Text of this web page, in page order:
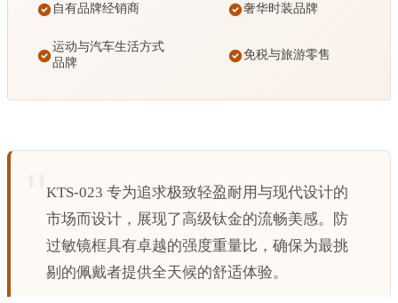
自有品牌经销商 奢华时装品牌
运动与汽车生活方式
品牌
免税与旅游零售
KTS-023 专为追求极致轻盈耐用与现代设计的
市场而设计，展现了高级钛金的流畅美感。防
过敏镜框具有卓越的强度重量比，确保为最挑
剔的佩戴者提供全天候的舒适体验。